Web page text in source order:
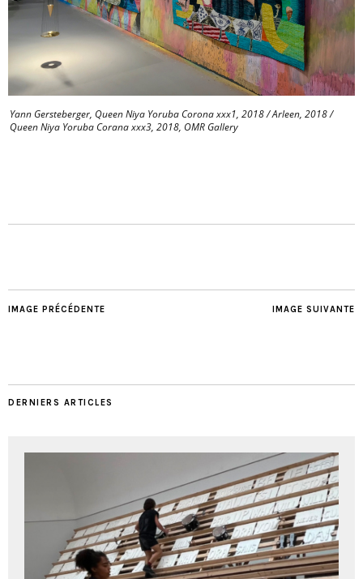
Yann Gersteberger, Queen Niya Yoruba Corona xxx1, 2018 / Arleen, 2018 /
Queen Niya Yoruba Corana xxx3, 2018, OMR Gallery
IMAGE SUIVANTE
IMAGE PRÉCÉDENTE
DERNIERS ARTICLES